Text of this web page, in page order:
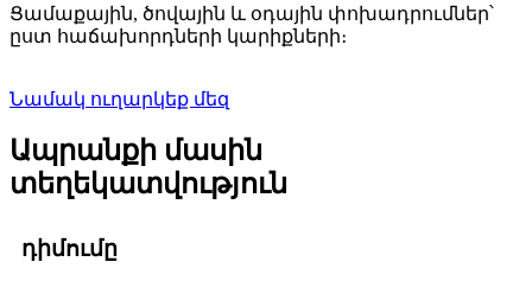
Ցամաքային, ծովային և օդային փոխադրումներ՝
ըստ հաճախորդների կարիքների։
Նամակ ուղարկեք մեզ
Ապրանքի մասին
տեղեկատվություն
դիմումը